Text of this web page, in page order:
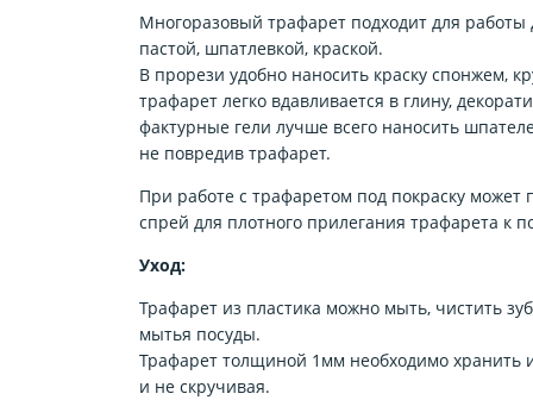
Многоразовый трафарет подходит для работы
пастой, шпатлевкой, краской.
В прорези удобно наносить краску спонжем,
трафарет легко вдавливается в глину,
фактурные гели лучше всего наносить
не повредив трафарет.
При работе с трафаретом под покраску
спрей для плотного прилегания трафарета к
Уход:
Трафарет из пластика можно мыть, чистить
мытья посуды.
Трафарет толщиной 1мм необходимо хранить
и не скручивая.